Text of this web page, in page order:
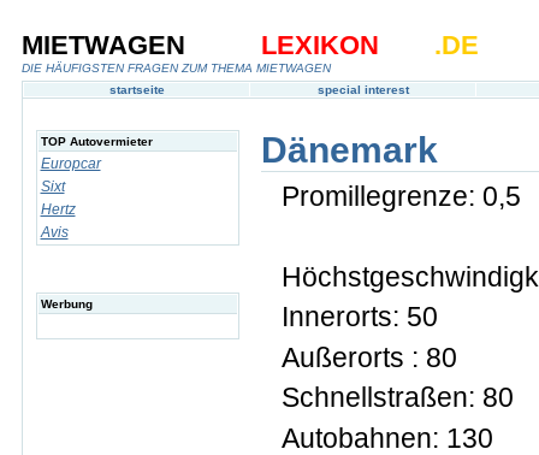
MIETWAGEN LEXIKON .DE
DIE HÄUFIGSTEN FRAGEN ZUM THEMA MIETWAGEN
startseite
special interest
TOP Autovermieter
Europcar
Sixt
Hertz
Avis
Werbung
Dänemark
Promillegrenze: 0,5
Innerorts: 50
Außerorts : 80
Schnellstraßen: 80
Autobahnen: 130